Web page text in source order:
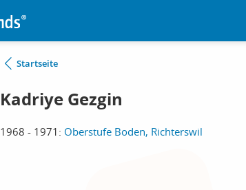
Startseite
Kadriye Gezgin
1968 - 1971: Oberstufe Boden, Richterswil